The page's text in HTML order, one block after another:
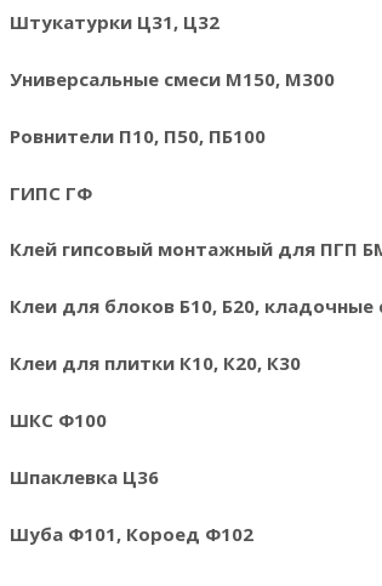
Штукатурки Ц31, Ц32
Универсальные смеси М150, М300
Ровнители П10, П50, ПБ100
ГИПС ГФ
Клей гипсовый монтажный для ПГП
Клеи для блоков Б10, Б20, кладочные
Клеи для плитки К10, К20, К30
ШКС Ф100
Шпаклевка Ц36
Шуба Ф101, Короед Ф102